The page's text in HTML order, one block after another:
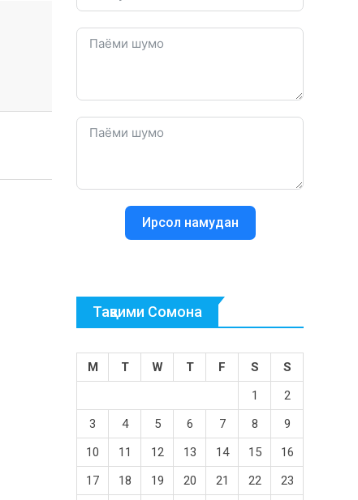
Ирсол намудан
Тақвими Сомона
M T W T F S
S
1
2
3
4 5 6 7 8
9
10
11 12 13 14 15
16
17
18 19 20 21 22
23